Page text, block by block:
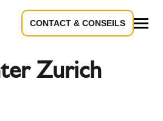
CONTACT & CONSEILS
Zurich